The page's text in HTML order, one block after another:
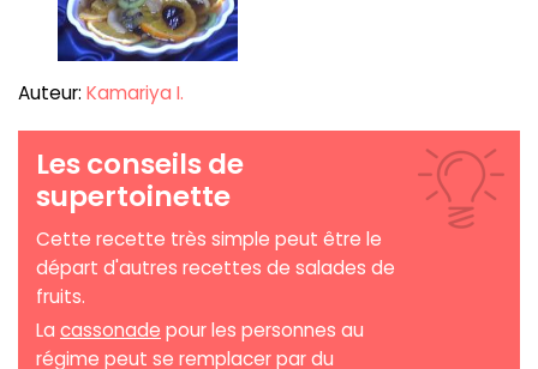
Auteur: Kamariya I.
Les conseils de
supertoinette
Cette recette très simple peut être le
départ d'autres recettes de salades de
fruits.
La cassonade pour les personnes au
régime peut se remplacer par du